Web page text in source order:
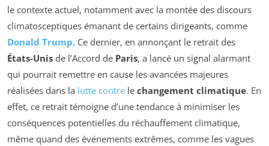
le contexte actuel, notamment avec la montée des discours
climatosceptiques émanant de certains dirigeants, comme
Donald Trump. Ce dernier, en annonçant le retrait des
États-Unis de l’Accord de Paris, a lancé un signal alarmant
qui pourrait remettre en cause les avancées majeures
réalisées dans la lutte contre le changement climatique. En
effet, ce retrait témoigne d’une tendance à minimiser les
conséquences potentielles du réchauffement climatique,
même quand des événements extrêmes, comme les vagues